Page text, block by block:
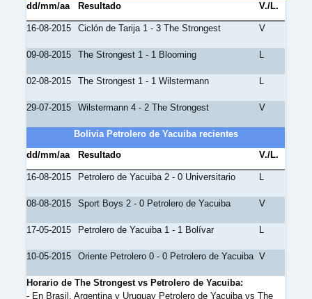
dd/mm/aa
Resultado V./L.
16-08-2015 Ciclón de Tarija 1 - 3 The Strongest V
09-08-2015 The Strongest 1 - 1 Blooming L
02-08-2015 The Strongest 1 - 1 Wilstermann L
29-07-2015 Wilstermann 4 - 2 The Strongest V
Bolivia Petrolero de Yacuiba recientes
dd/mm/aa
Resultado V./L.
16-08-2015 Petrolero de Yacuiba 2 - 0 Universitario L
08-08-2015 Sport Boys 2 - 0 Petrolero de Yacuiba V
17-05-2015 Petrolero de Yacuiba 1 - 1 Bolívar L
10-05-2015 Oriente Petrolero 0 - 0 Petrolero de Yacuiba V
Horario de The Strongest vs Petrolero de Yacuiba:
- En Brasil, Argentina y Uruguay Petrolero de Yacuiba vs The